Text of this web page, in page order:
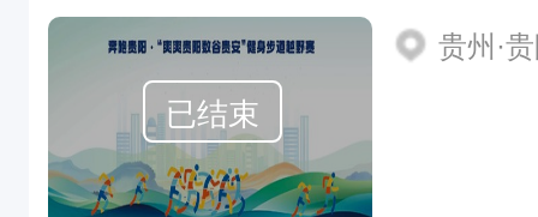
已结束
贵州·